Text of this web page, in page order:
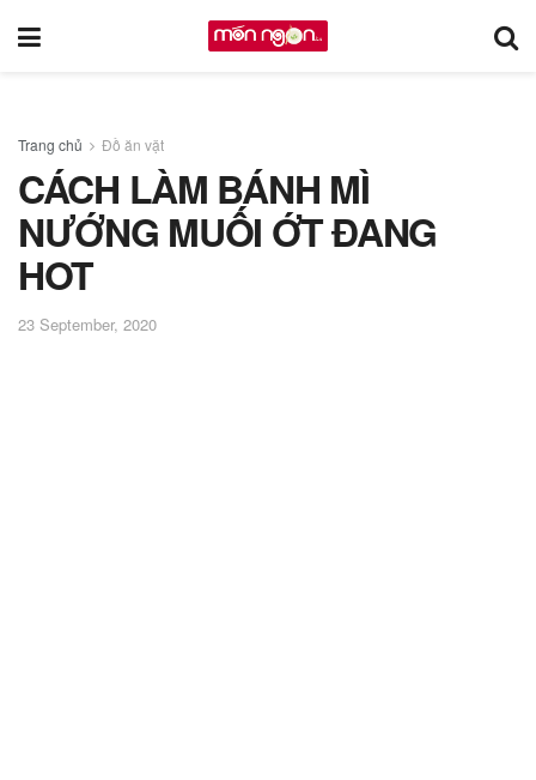
Trang chủ Đồ ăn vặt
CÁCH LÀM BÁNH MÌ
NƯỚNG MUỐI ỚT ĐANG
HOT
23 September, 2020